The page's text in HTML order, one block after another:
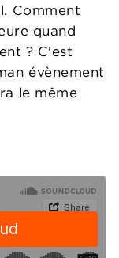
Comment
quand
? C'est
évènement
le même